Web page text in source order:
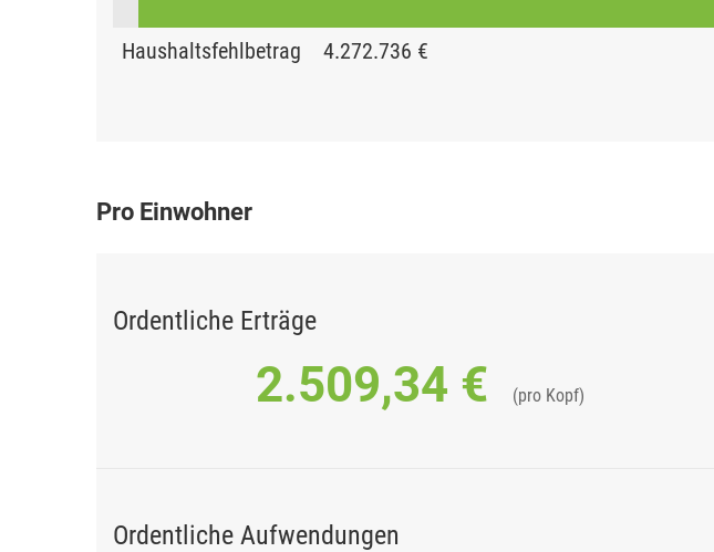
Haushaltsfehlbetrag 4.272.736 €
Pro Einwohner
Ordentliche Erträge
2.509,34 € (pro Kopf)
Ordentliche Aufwendungen